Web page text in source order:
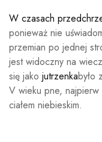
W czasach
ponieważ nie
przemian po jednej
jest widoczny na
się jako jutrzenkabyło
V wieku pne, najpierw
ciałem niebieskim.